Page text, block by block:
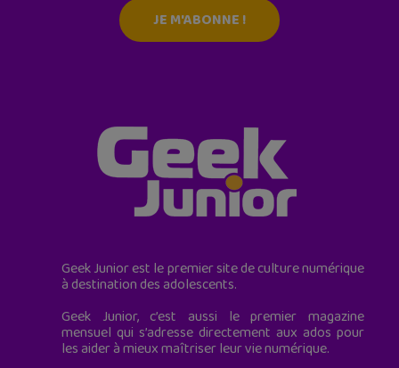
JE M'ABONNE !
Geek Junior est le premier site de culture numérique
à destination des adolescents.
Geek Junior, c’est aussi le premier magazine
mensuel qui s’adresse directement aux ados pour
les aider à mieux maîtriser leur vie numérique.